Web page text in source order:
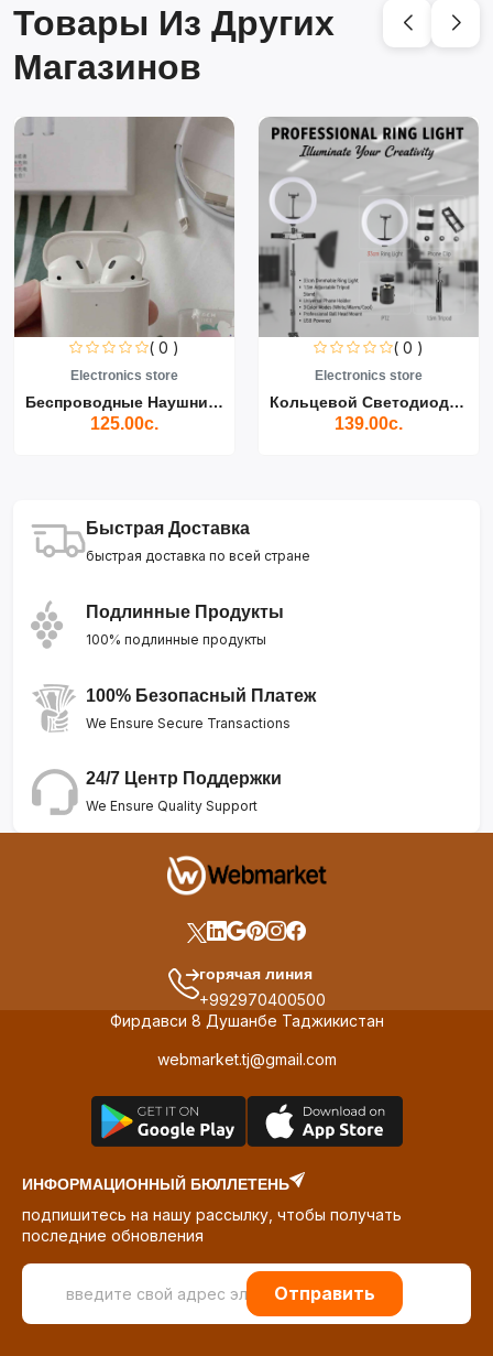
Товары Из Других
Магазинов
( 0 )
Electronics store
Беспроводные Наушники Air...
125.00с.
( 0 )
Electronics store
Кольцевой Светодиодный Св...
139.00с.
Быстрая Доставка
быстрая доставка по всей стране
Подлинные Продукты
100% подлинные продукты
100% Безопасный Платеж
We Ensure Secure Transactions
24/7 Центр Поддержки
We Ensure Quality Support
горячая линия
+992970400500
Фирдавси 8 Душанбе Таджикистан
webmarket.tj@gmail.com
ИНФОРМАЦИОННЫЙ БЮЛЛЕТЕНЬ
подпишитесь на нашу рассылку, чтобы получать
последние обновления
Отправить